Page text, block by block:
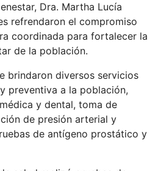
Dra. Martha Lucía
refrendaron el compromiso
coordinada para fortalecer la
de la población.
brindaron diversos servicios
preventiva a la población,
y dental, toma de
de presión arterial y
de antígeno prostático y